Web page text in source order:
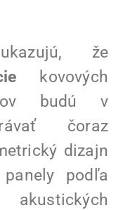
že
kovových
budú v
čoraz
dizajn
podľa